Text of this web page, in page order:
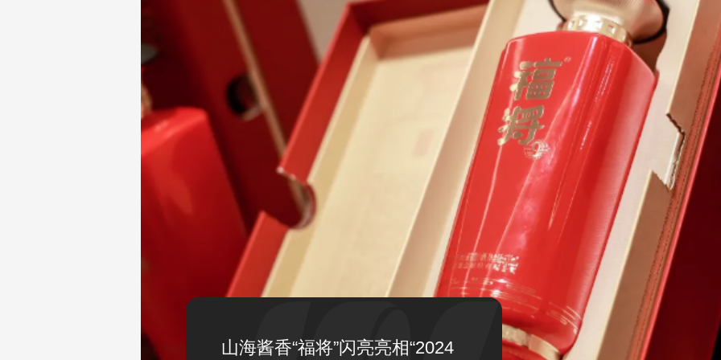
山海酱香“福将”闪亮亮相“2024